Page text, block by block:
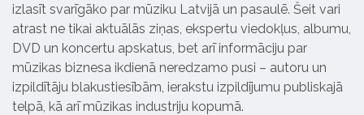
izlasīt svarīgāko par mūziku Latvijā un pasaulē. Šeit vari
atrast ne tikai aktuālās ziņas, ekspertu viedokļus, albumu,
DVD un koncertu apskatus, bet arī informāciju par
mūzikas biznesa ikdienā neredzamo pusi – autoru un
izpildītāju blakustiesībām, ierakstu izpildījumu publiskajā
telpā, kā arī mūzikas industriju kopumā.